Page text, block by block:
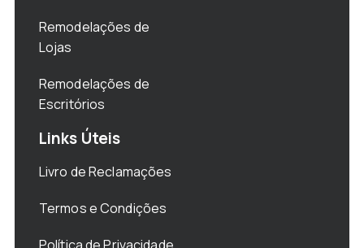
Remodelações de
Lojas
Remodelações de
Escritórios
Links Úteis
Livro de Reclamações
Termos e Condições